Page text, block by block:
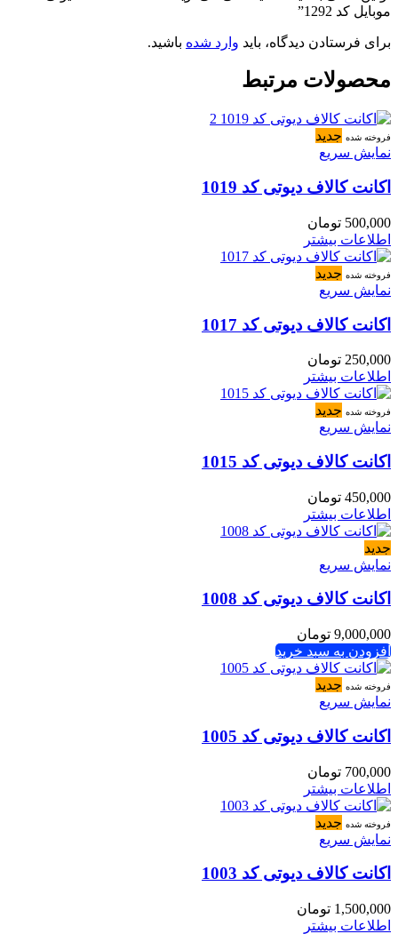
موبایل کد 1292”
برای فرستادن دیدگاه، باید وارد شده باشید.
محصولات مرتبط
فروخته شده جدید
نمایش سریع
اکانت کالاف دیوتی کد 1019
500,000 تومان
اطلاعات بیشتر
فروخته شده جدید
نمایش سریع
اکانت کالاف دیوتی کد 1017
250,000 تومان
اطلاعات بیشتر
فروخته شده جدید
نمایش سریع
اکانت کالاف دیوتی کد 1015
450,000 تومان
اطلاعات بیشتر
جدید
نمایش سریع
اکانت کالاف دیوتی کد 1008
9,000,000 تومان
افزودن به سبد خرید
فروخته شده جدید
نمایش سریع
اکانت کالاف دیوتی کد 1005
700,000 تومان
اطلاعات بیشتر
فروخته شده جدید
نمایش سریع
اکانت کالاف دیوتی کد 1003
1,500,000 تومان
اطلاعات بیشتر